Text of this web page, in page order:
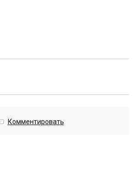
Комментировать